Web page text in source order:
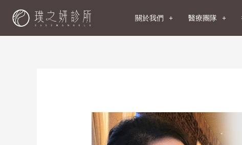
關於我們 醫療團隊